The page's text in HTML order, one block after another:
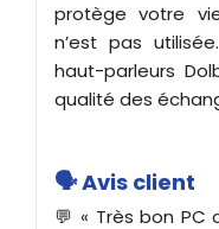
protège votre
n’est pas
haut-parleurs
qualité des
🗣️ Avis client
💬 « Très bon PC